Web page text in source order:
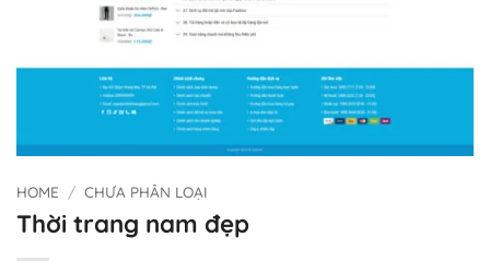
HOME / CHƯA PHÂN LOẠI
Thời trang nam đẹp